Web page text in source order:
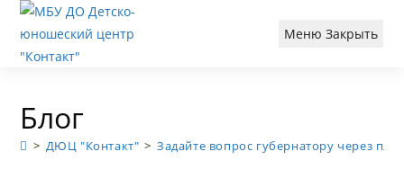
Перейти
содержимому
Меню Закрыть
Блог
> ДЮЦ "Контакт" > Задайте вопрос губернатору через